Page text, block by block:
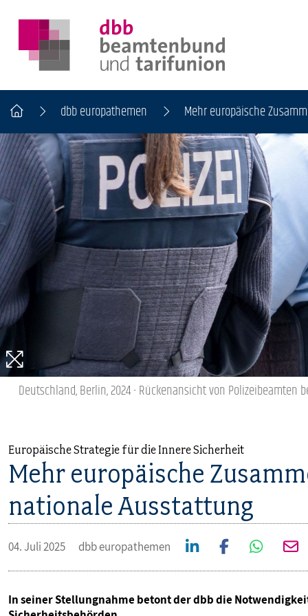
DER DBB
BEAMTINNEN & BEAMTE
ARBEITNEHMENDE
POLITIK & POSITIONEN
MITBESTIMMUNG
MITGLIEDSCHAFT & SERVICE
dbb europathemen Mehr europäische
Deutschland, Berlin, 2024 - Rückenansicht von Polizeibeamten
Europäische Strategie für die Innere Sicherheit
Mehr europäische
nationale Ausstattung
04. Juli 2025 dbb europathemen
In seiner Stellungnahme betont der dbb die